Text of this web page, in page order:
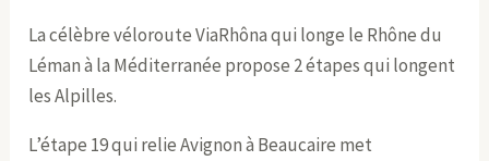
La célèbre véloroute ViaRhôna qui longe le Rhône du
Léman à la Méditerranée propose 2 étapes qui longent
les Alpilles.
L’étape 19 qui relie Avignon à Beaucaire met